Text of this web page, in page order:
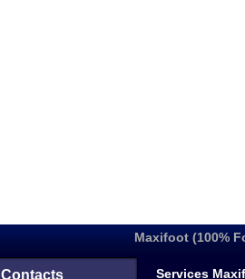
Maxifoot (100%
Contacts Services